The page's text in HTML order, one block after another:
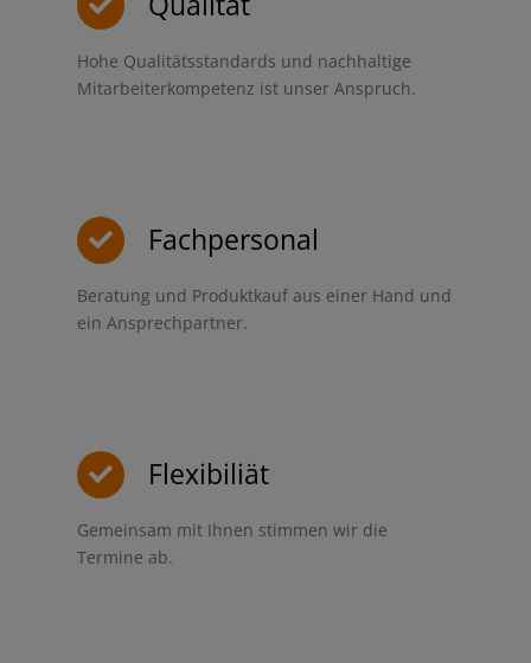
Hohe Qualitätsstandards und nachhaltige
Mitarbeiterkompetenz ist unser Anspruch.
Fachpersonal
Beratung und Produktkauf aus einer Hand und
ein Ansprechpartner.
Flexibiliät
Gemeinsam mit Ihnen stimmen wir die
Termine ab.